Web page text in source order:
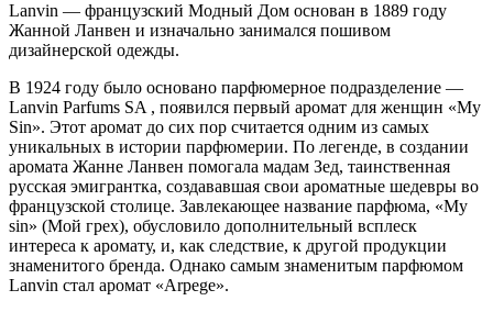
Lanvin ― французский Модный Дом основан в 1889 году
Жанной Ланвен и изначально занимался пошивом
дизайнерской одежды.
В 1924 году было основано парфюмерное подразделение —
Lanvin Parfums SA , появился первый аромат для женщин «My
Sin». Этот аромат до сих пор считается одним из самых
уникальных в истории парфюмерии. По легенде, в создании
аромата Жанне Ланвен помогала мадам Зед, таинственная
русская эмигрантка, создававшая свои ароматные шедевры во
французской столице. Завлекающее название парфюма, «My
sin» (Мой грех), обусловило дополнительный всплеск
интереса к аромату, и, как следствие, к другой продукции
знаменитого бренда. Однако самым знаменитым парфюмом
Lanvin стал аромат «Arpege».